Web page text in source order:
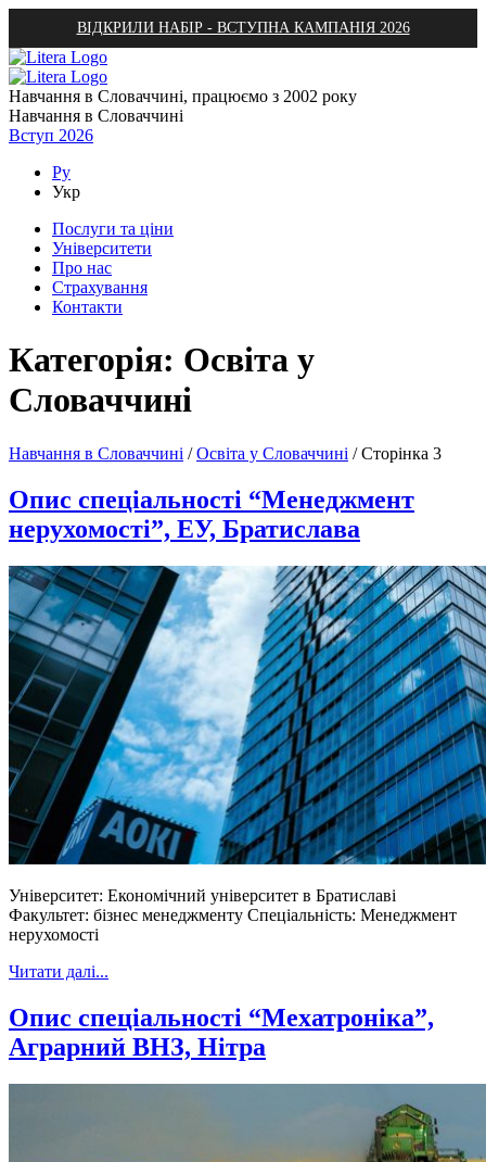
ВІДКРИЛИ НАБІР - ВСТУПНА КАМПАНІЯ 2026
Навчання в Словаччині, працюємо з 2002 року
Навчання в Словаччині
Вступ 2026
Ру
Укр
Послуги та ціни
Університети
Про нас
Страхування
Контакти
Категорія: Освіта у
Словаччині
Навчання в Словаччині /Освіта у Словаччині /Сторінка 3
Опис спеціальності “Менеджмент
нерухомості”, ЕУ, Братислава
Університет: Економічний університет в Братиславі
Факультет: бізнес менеджменту Спеціальність: Менеджмент
нерухомості
Читати далі...
Опис спеціальності “Мехатроніка”,
Аграрний ВНЗ, Нітра